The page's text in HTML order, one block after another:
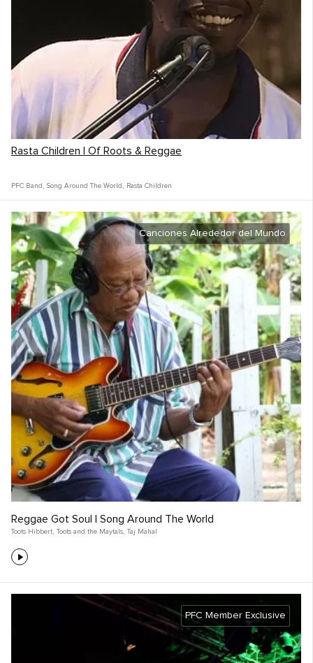
Rasta Children | Of Roots & Reggae
PFC Band , Song Around The World , Rasta Children
Canciones Alrededor del Mundo
Reggae Got Soul | Song Around The World
Toots Hibbert, Toots and the Maytals, Taj Mahal
PFC Member Exclusive